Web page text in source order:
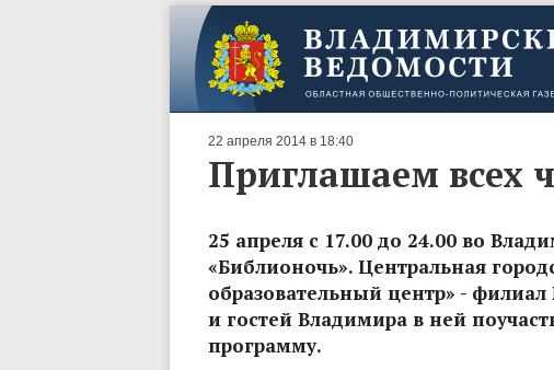
22 апреля 2014 в 18:40
Приглашаем всех
25 апреля с 17.00 до 24.00 во
«Библионочь». Центральная
образовательный центр» -
и гостей Владимира в ней
программу.